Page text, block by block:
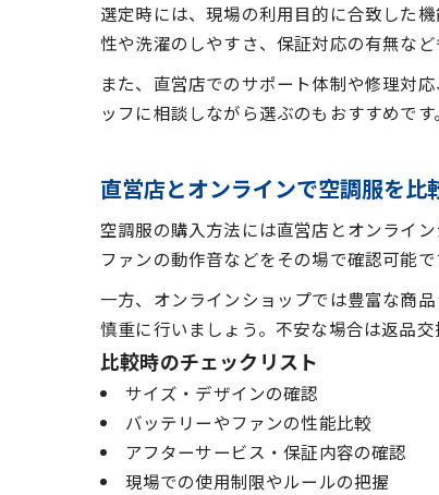
選定時には、現場の利用目的に合致した
性や洗濯のしやすさ、保証対応の有無など
また、直営店でのサポート体制や修理対
ッフに相談しながら選ぶのもおすすめです。
直営店とオンラインで空調服を比
空調服の購入方法には直営店とオンライ
ファンの動作音などをその場で確認可能
一方、オンラインショップでは豊富な商
慎重に行いましょう。不安な場合は返品
比較時のチェックリスト
サイズ・デザインの確認
バッテリーやファンの性能比較
アフターサービス・保証内容の確認
現場での使用制限やルールの把握